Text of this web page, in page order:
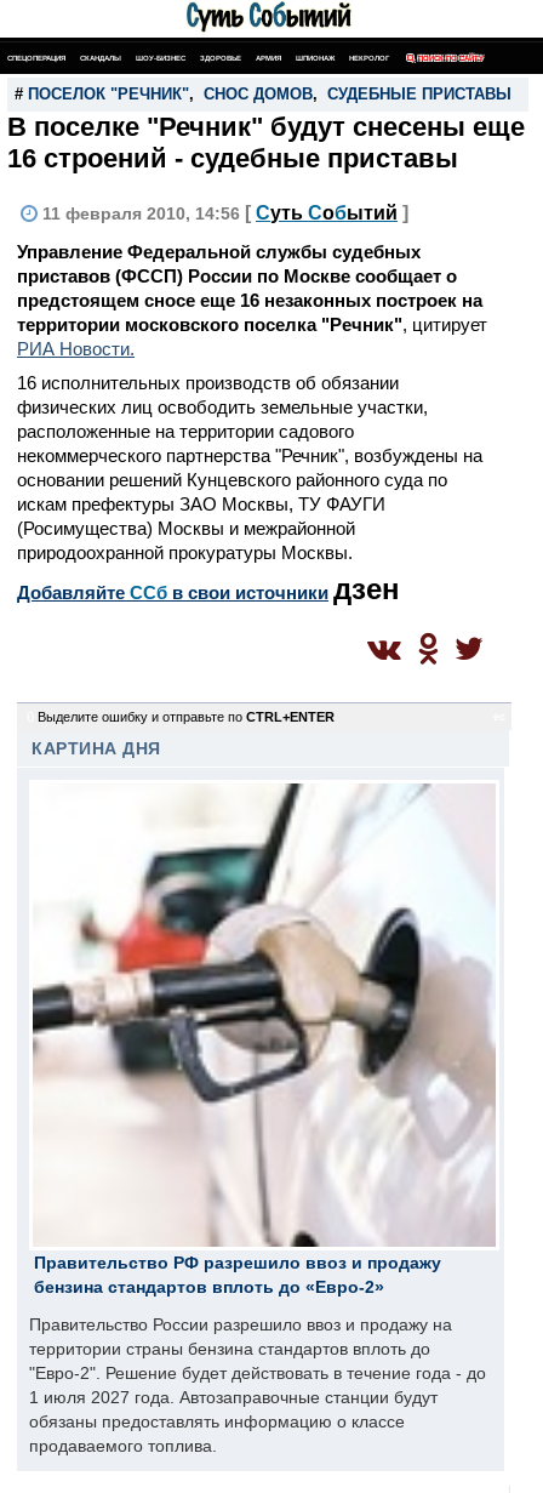
СПЕЦОПЕРАЦИЯ СКАНДАЛЫ ШОУ-БИЗНЕС ЗДОРОВЬЕ АРМИЯ ШПИОНАЖ НЕКРОЛОГ ПОИСК ПО САЙТУ
# ПОСЕЛОК "РЕЧНИК", СНОС ДОМОВ, СУДЕБНЫЕ ПРИСТАВЫ
В поселке "Речник" будут снесены еще
16 строений - судебные приставы
11 февраля 2010, 14:56 [ Суть Событий ]
Управление Федеральной службы судебных
приставов (ФССП) России по Москве сообщает о
предстоящем сносе еще 16 незаконных построек на
территории московского поселка "Речник", цитирует
РИА Новости.
16 исполнительных производств об обязании
физических лиц освободить земельные участки,
расположенные на территории садового
некоммерческого партнерства "Речник", возбуждены на
основании решений Кунцевского районного суда по
искам префектуры ЗАО Москвы, ТУ ФАУГИ
(Росимущества) Москвы и межрайонной
природоохранной прокуратуры Москвы.
Добавляйте CСб в свои источники дзен
Выделите ошибку и отправьте по CTRL+ENTER
КАРТИНА ДНЯ
Правительство РФ разрешило ввоз и продажу
бензина стандартов вплоть до «Евро-2»
Правительство России разрешило ввоз и продажу на
территории страны бензина стандартов вплоть до
"Евро-2". Решение будет действовать в течение года - до
1 июля 2027 года. Автозаправочные станции будут
обязаны предоставлять информацию о классе
продаваемого топлива.